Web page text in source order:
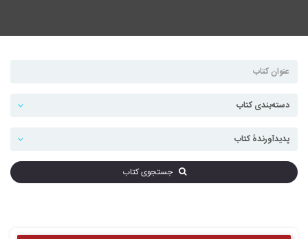
جستجوی کتاب